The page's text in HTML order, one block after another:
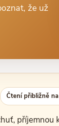
že už
Čtení přibližně
příjemnou